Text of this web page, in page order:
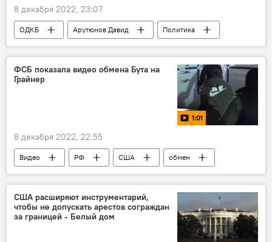
8 декабря 2022, 23:07
ОДКБ Арутюнов Давид
Политика
Армения
помощь
ФСБ показала видео обмена Бута на
Грайнер
1:01
8 декабря 2022, 22:55
Видео РФ США обмен
США расширяют инструментарий,
чтобы не допускать арестов сограждан
за границей - Белый дом